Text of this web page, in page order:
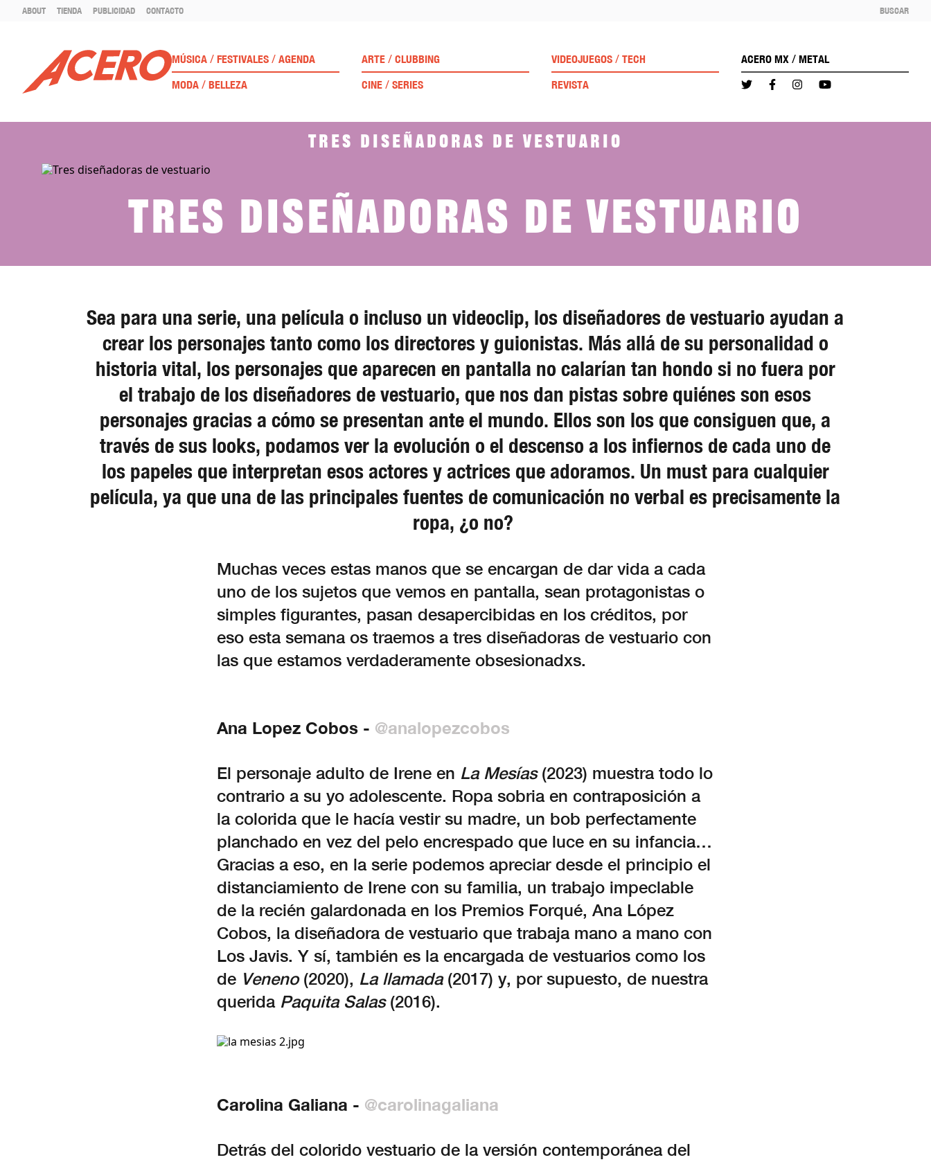
ABOUT TIENDA PUBLICIDAD CONTACTO BUSCAR
MÚSICA / FESTIVALES / AGENDA ARTE / CLUBBING VIDEOJUEGOS / TECH ACERO MX / METAL
MODA / BELLEZA CINE / SERIES REVISTA
Tres diseñadoras de vestuario
Tres diseñadoras de vestuario
Sea para una serie, una película o incluso un videoclip, los diseñadores de vestuario ayudan a
crear los personajes tanto como los directores y guionistas. Más allá de su personalidad o
historia vital, los personajes que aparecen en pantalla no calarían tan hondo si no fuera por
el trabajo de los diseñadores de vestuario, que nos dan pistas sobre quiénes son esos
personajes gracias a cómo se presentan ante el mundo. Ellos son los que consiguen que, a
través de sus looks, podamos ver la evolución o el descenso a los infiernos de cada uno de
los papeles que interpretan esos actores y actrices que adoramos. Un must para cualquier
película, ya que una de las principales fuentes de comunicación no verbal es precisamente la
ropa, ¿o no?
Muchas veces estas manos que se encargan de dar vida a cada
uno de los sujetos que vemos en pantalla, sean protagonistas o
simples figurantes, pasan desapercibidas en los créditos, por
eso esta semana os traemos a tres diseñadoras de vestuario con
las que estamos verdaderamente obsesionadxs.
Ana Lopez Cobos - @analopezcobos
El personaje adulto de Irene en La Mesías(2023) muestra todo lo
contrario a su yo adolescente. Ropa sobria en contraposición a
la colorida que le hacía vestir su madre, un bob perfectamente
planchado en vez del pelo encrespado que luce en su infancia…
Gracias a eso, en la serie podemos apreciar desde el principio el
distanciamiento de Irene con su familia, un trabajo impeclable
de la recién galardonada en los Premios Forqué, Ana López
Cobos, la diseñadora de vestuario que trabaja mano a mano con
Los Javis. Y sí, también es la encargada de vestuarios como los
de Veneno(2020), La llamada(2017) y, por supuesto, de nuestra
querida Paquita Salas(2016).
Carolina Galiana - @carolinagaliana
Detrás del colorido vestuario de la versión contemporánea del